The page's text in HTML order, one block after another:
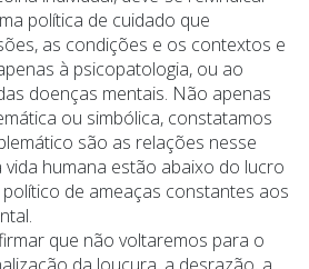
política de cuidado que
as condições e os contextos e
à psicopatologia, ou ao
doenças mentais. Não apenas
ou simbólica, constatamos
são as relações nesse
vida humana estão abaixo do lucro
de ameaças constantes aos
que não voltaremos para o